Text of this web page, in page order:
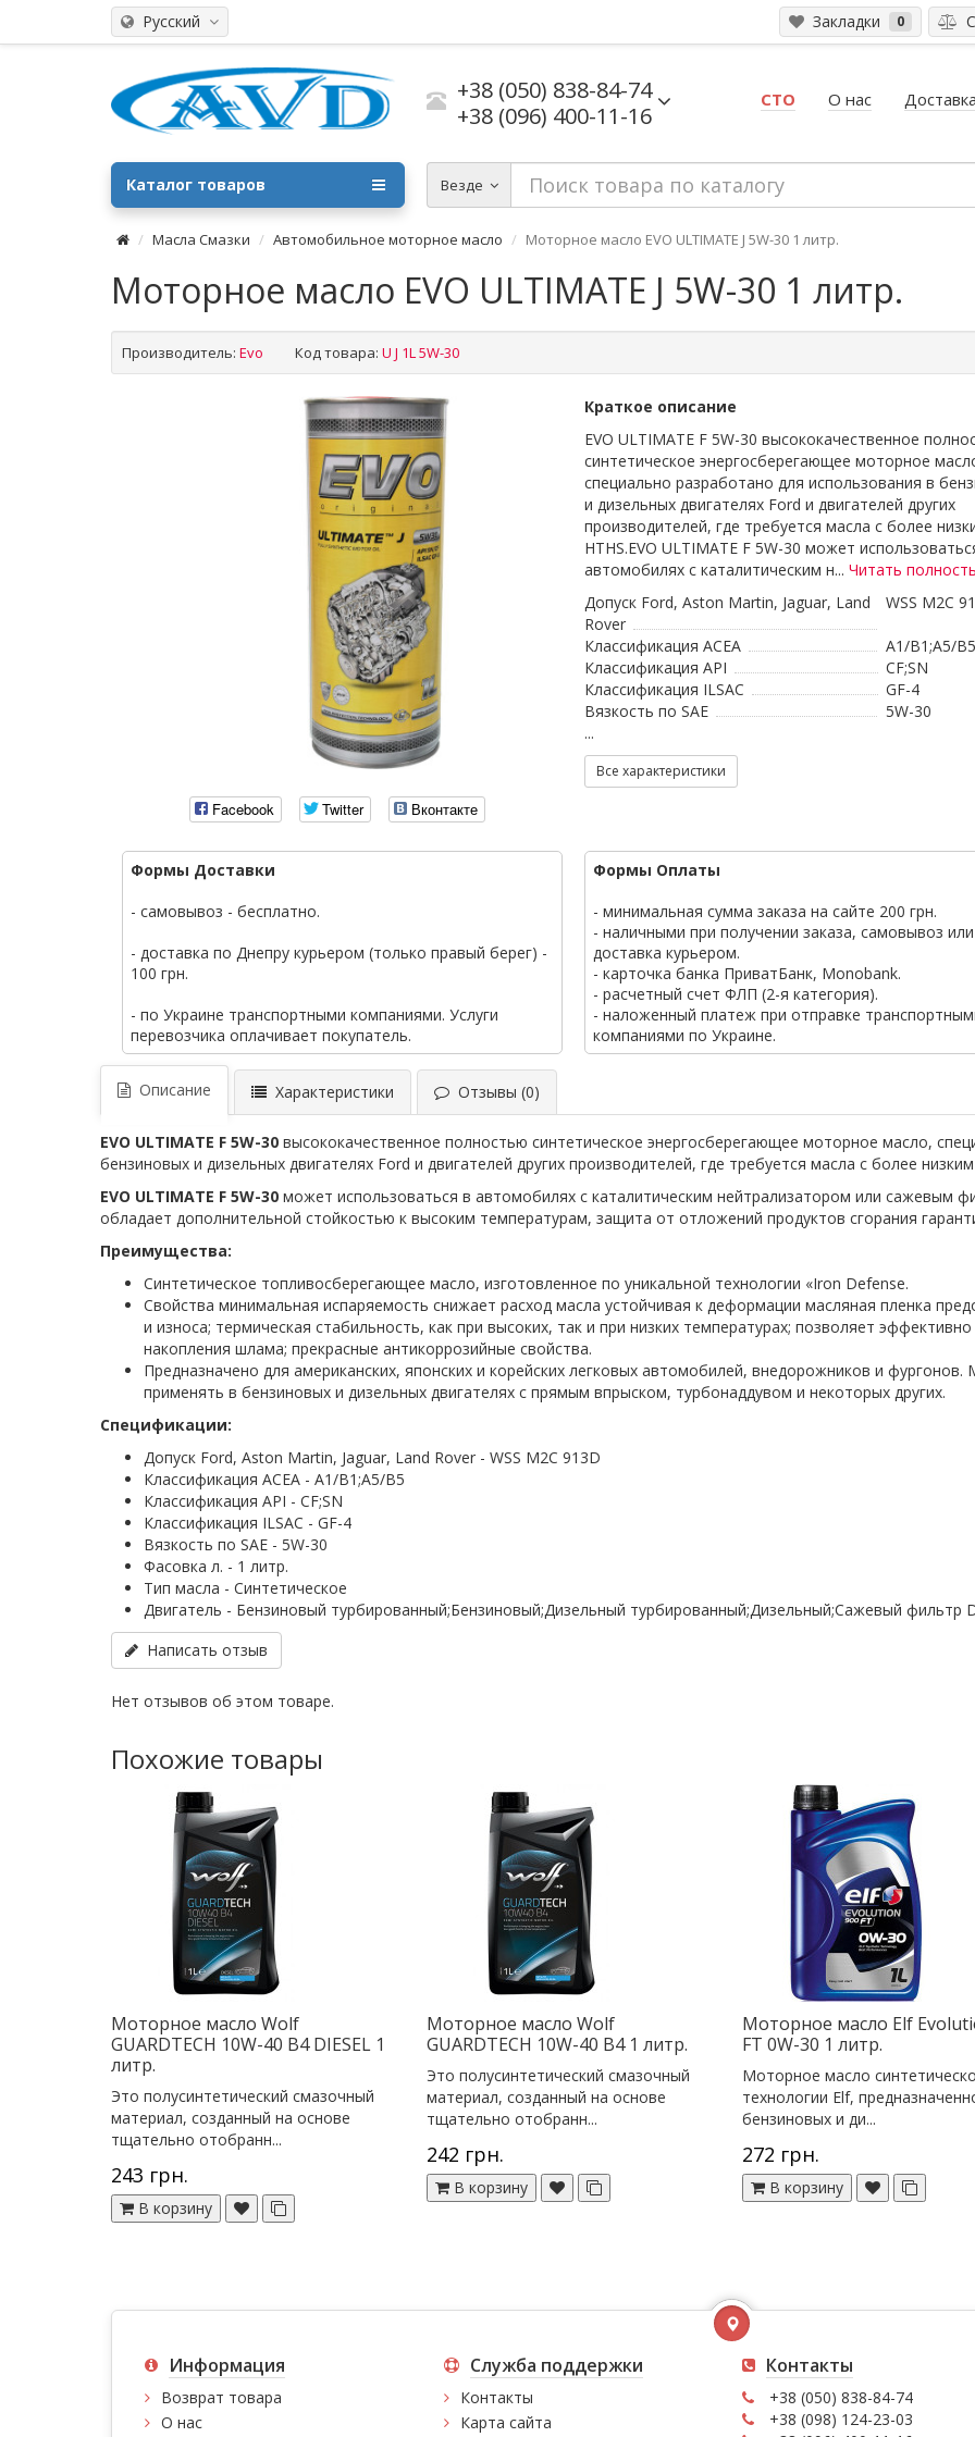
Русский Закладки 0
+38 (050) 838-84-74
+38 (096) 400-11-16
СТО О нас
Везде
Каталог товаров
Масла Смазки Автомобильное моторное масло Моторное масло EVO ULTIMATE J 5W-30 1 литр.
Моторное масло EVO ULTIMATE J 5W-30 1 литр.
Производитель: Evo Код товара: U J 1L 5W-30
Facebook Twitter Вконтакте
Краткое описание
EVO ULTIMATE F 5W-30 высококачественное
синтетическое энергосберегающее моторное
специально разработано для использования в
и дизельных двигателях Ford и двигателей других
производителей, где требуется масла с более
HTHS.EVO ULTIMATE F 5W-30 может
автомобилях с каталитическим н... Читать
Допуск Ford, Aston Martin, Jaguar, Land
Rover
WSS M2C
Классификация ACEA
A1/B1;A5/B5
Классификация API
CF;SN
Классификация ILSAC
GF-4
Вязкость по SAE
5W-30
...
Все характеристики
Формы Доставки
- самовывоз - бесплатно.
- доставка по Днепру курьером (только правый берег) -
100 грн.
- по Украине транспортными компаниями. Услуги
перевозчика оплачивает покупатель.
Формы Оплаты
- минимальная сумма заказа на сайте 200 грн.
- наличными при получении заказа, самовывоз или
доставка курьером.
- карточка банка ПриватБанк, Monobank.
- расчетный счет ФЛП (2-я категория).
- наложенный платеж при отправке
компаниями по Украине.
Описание Характеристики Отзывы (0)
EVO ULTIMATE F 5W-30 высококачественное полностью синтетическое энергосберегающее моторное масло,
бензиновых и дизельных двигателях Ford и двигателей других производителей, где требуется масла с более
EVO ULTIMATE F 5W-30 может использоваться в автомобилях с каталитическим нейтрализатором или сажевым
обладает дополнительной стойкостью к высоким температурам, защита от отложений продуктов сгорания
Преимущества:
Синтетическое топливосберегающее масло, изготовленное по уникальной технологии «Iron Defense.
Свойства минимальная испаряемость снижает расход масла устойчивая к деформации масляная пленка
и износа; термическая стабильность, как при высоких, так и при низких температурах; позволяет
накопления шлама; прекрасные антикоррозийные свойства.
Предназначено для американских, японских и корейских легковых автомобилей, внедорожников и
применять в бензиновых и дизельных двигателях с прямым впрыском, турбонаддувом и некоторых других.
Спецификации:
Допуск Ford, Aston Martin, Jaguar, Land Rover - WSS M2C 913D
Классификация ACEA - A1/B1;A5/B5
Классификация API - CF;SN
Классификация ILSAC - GF-4
Вязкость по SAE - 5W-30
Фасовка л. - 1 литр.
Тип масла - Синтетическое
Двигатель - Бензиновый турбированный;Бензиновый;Дизельный турбированный;Дизельный;Сажевый фильтр
Написать отзыв
Нет отзывов об этом товаре.
Похожие товары
Моторное масло Wolf
GUARDTECH 10W-40 B4 DIESEL 1
литр.
Это полусинтетический смазочный
материал, созданный на основе
тщательно отобранн...
243 грн.
В корзину
Моторное масло Wolf
GUARDTECH 10W-40 B4 1 литр.
Это полусинтетический смазочный
материал, созданный на основе
тщательно отобранн...
242 грн.
В корзину
Моторное масло Elf
FT 0W-30 1 литр.
Моторное масло
технологии Elf,
бензиновых и ди...
272 грн.
В корзину
Информация
Возврат товара
О нас
Служба поддержки
Контакты
Карта сайта
Контакты
+38 (050) 838-84-74
+38 (098) 124-23-03